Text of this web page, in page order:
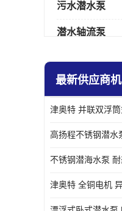
污水潜水泵
潜水轴流泵
螺旋离心泵
控制柜
最新供应商机